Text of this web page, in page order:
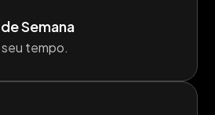
Semana
tempo.